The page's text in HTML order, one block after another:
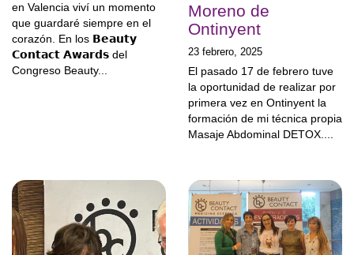
en Valencia viví un momento
que guardaré siempre en el
corazón. En los 𝗕𝗲𝗮𝘂𝘁𝘆
𝗖𝗼𝗻𝘁𝗮𝗰𝘁 𝗔𝘄𝗮𝗿𝗱𝘀 del
Congreso Beauty...
Moreno de
Ontinyent
23 febrero, 2025
El pasado 17 de febrero tuve
la oportunidad de realizar por
primera vez en Ontinyent la
formación de mi técnica propia
Masaje Abdominal DETOX....